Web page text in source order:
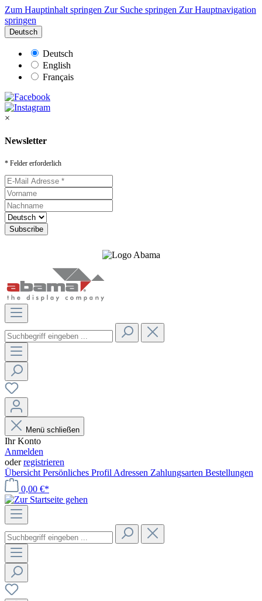
Zum Hauptinhalt springen Zur Suche springen Zur Hauptnavigation
springen
Deutsch
Deutsch
English
Français
×
Newsletter
* Felder erforderlich
Menü schließen
Ihr Konto
Anmelden
oderregistrieren
Übersicht Persönliches Profil Adressen Zahlungsarten Bestellungen
0,00 €*